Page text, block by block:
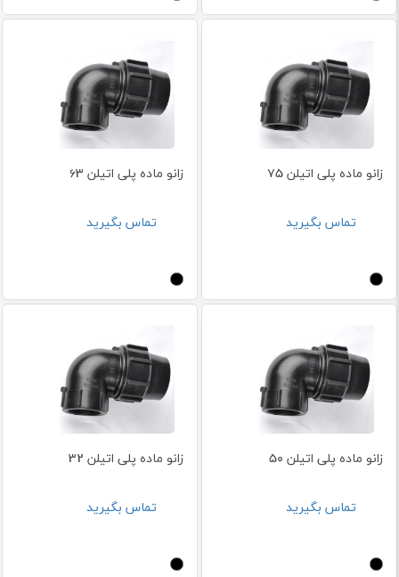
زانو ماده پلی اتیلن 75
تماس بگیرید
زانو ماده پلی اتیلن 63
تماس بگیرید
زانو ماده پلی اتیلن 50
تماس بگیرید
زانو ماده پلی اتیلن 32
تماس بگیرید